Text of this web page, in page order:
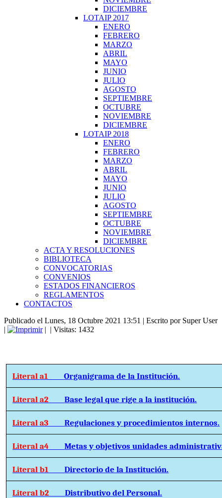
DICIEMBRE
LOTAIP 2017
ENERO
FEBRERO
MARZO
ABRIL
MAYO
JUNIO
JULIO
AGOSTO
SEPTIEMBRE
OCTUBRE
NOVIEMBRE
DICIEMBRE
LOTAIP 2018
ENERO
FEBRERO
MARZO
ABRIL
MAYO
JUNIO
JULIO
AGOSTO
SEPTIEMBRE
OCTUBRE
NOVIEMBRE
DICIEMBRE
ACTA Y RESOLUCIONES
BIBLIOTECA
CONVOCATORIAS
CONVENIOS
ESTADOS FINANCIEROS
REGLAMENTOS
CONTACTOS
Publicado el Lunes, 18 Octubre 2021 13:51 | Escrito por Super User
|
| | Visitas: 1432
Literal a1Organigrama de la Institución.
Literal a2Base legal que rige a la institución.
Literal a3Regulaciones y procedimientos internos.
Literal a4Metas y objetivos unidades
Literal b1Directorio de la Institución.
Literal b2Distributivo del Personal.